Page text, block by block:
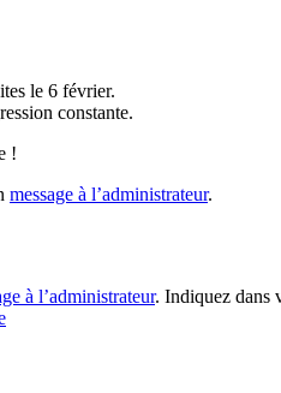
le 6 février.
constante.
!
message à l’administrateur.
à l’administrateur. Indiquez dans